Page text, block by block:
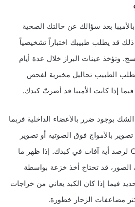
بعد سؤالك عن حالتك الصحية
قد يطلب طبيبك اختباراً تشخيصياً
وتؤخذ عينات البراز خلال عدة أيام
الطبيب تحاليل مخبرية لفحص
إذا كانت الأميبا قد أضرتّ كبدك.
بوجود ضرر بالأعضاء الداخلية فربما
بالأمواج فوق الصوتية أو تصوير
مقطعي محوسب CT scan لرصد أية آفات في كبدك. إذا ظهر ما
قد تحتاج أخذ خزعة بواسطة
فيما إذا كان الكبد يعاني من خراجات
مضاعفات الزحار خطورة.